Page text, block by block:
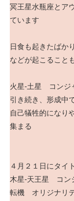
冥王星水瓶座とア
ています
日食も起きたばか
などが起こること
火星-土星 コンジ
引き続き、形成中
自己犠牲的にな
集まる
４月２１日にタイ
木星-天王星 コン
転機 オリジナリ